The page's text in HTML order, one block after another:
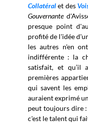
Collatéralet des
Gouvernante
presque point
profité de l'idée
les autres n'en
indifférente : la
satisfait, et qu’il
premières
qui savent les
auraient exprimé
peut toujours dire :
c'est le talent qui